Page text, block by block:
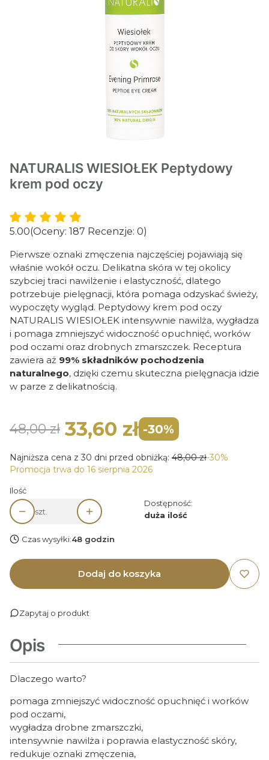
NATURALIS WIESIOŁEK Peptydowy
krem pod oczy
5.00(Oceny: 187 Recenzje: 0)
Pierwsze oznaki zmęczenia najczęściej pojawiają się
właśnie wokół oczu. Delikatna skóra w tej okolicy
szybciej traci nawilżenie i elastyczność, dlatego
potrzebuje pielęgnacji, która pomaga odzyskać świeży,
wypoczęty wygląd. Peptydowy krem pod oczy
NATURALIS WIESIOŁEK intensywnie nawilża, wygładza
i pomaga zmniejszyć widoczność opuchnięć, worków
pod oczami oraz drobnych zmarszczek. Receptura
zawiera aż 99% składników pochodzenia
naturalnego, dzięki czemu skuteczna pielęgnacja idzie
w parze z delikatnością.
48,00 zł 33,60 zł -30%
Najniższa cena z 30 dni przed obniżką: 48,00 zł-30%
Promocja trwa do 16 sierpnia 2026
Ilość
szt.
Dostępność:
duża ilość
Czas wysyłki:48 godzin
Dodaj do koszyka
Zapytaj o produkt
Opis
Dlaczego warto?
pomaga zmniejszyć widoczność opuchnięć i worków
pod oczami,
wygładza drobne zmarszczki,
intensywnie nawilża i poprawia elastyczność skóry,
redukuje oznaki zmęczenia,